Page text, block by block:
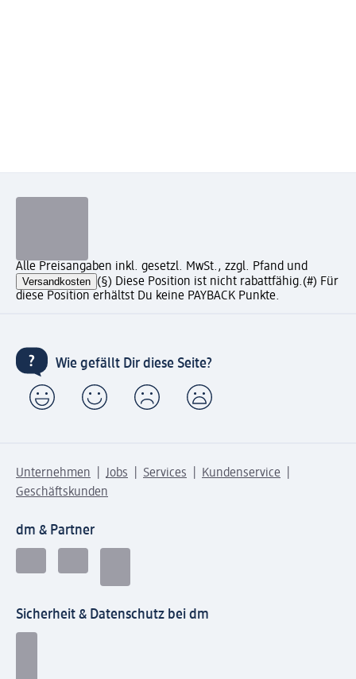
Alle Preisangaben inkl. gesetzl. MwSt., zzgl. Pfand und
Versandkosten (§) Diese Position ist nicht rabattfähig.(#) Für
diese Position erhältst Du keine PAYBACK Punkte.
Wie gefällt Dir diese Seite?
Unternehmen Jobs Services
Kundenservice
Geschäftskunden
dm & Partner
Sicherheit & Datenschutz bei dm